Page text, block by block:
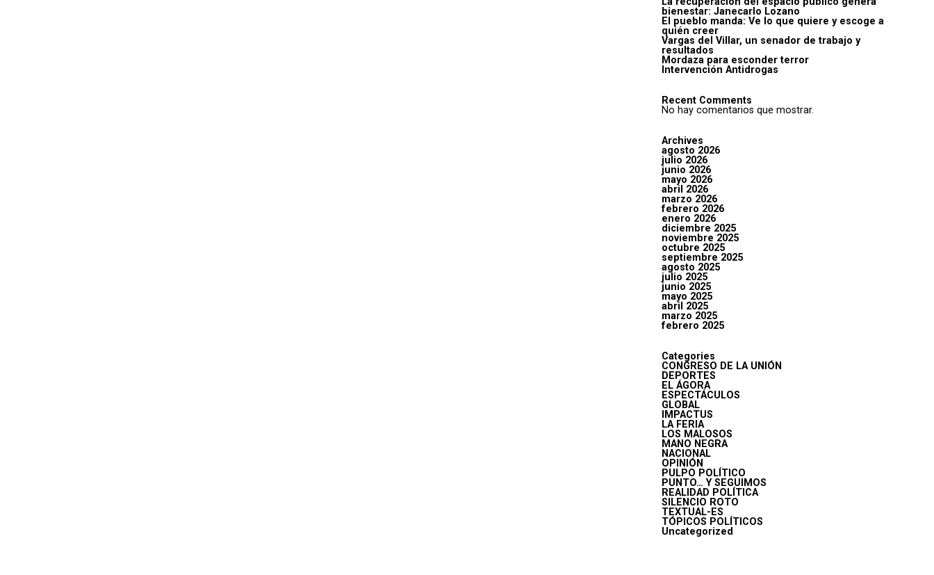
bienestar: Janecarlo Lozano
El pueblo manda: Ve lo que quiere y escoge a
quién creer
Vargas del Villar, un senador de trabajo y
resultados
Mordaza para esconder terror
Intervención Antidrogas
Recent Comments
No hay comentarios que mostrar.
Archives
agosto 2026
julio 2026
junio 2026
mayo 2026
abril 2026
marzo 2026
febrero 2026
enero 2026
diciembre 2025
noviembre 2025
octubre 2025
septiembre 2025
agosto 2025
julio 2025
junio 2025
mayo 2025
abril 2025
marzo 2025
febrero 2025
Categories
CONGRESO DE LA UNIÓN
DEPORTES
EL ÁGORA
ESPECTÁCULOS
GLOBAL
IMPACTUS
LA FERIA
LOS MALOSOS
MANO NEGRA
NACIONAL
OPINIÓN
PULPO POLÍTICO
PUNTO… Y SEGUIMOS
REALIDAD POLÍTICA
SILENCIO ROTO
TEXTUAL-ES
TÓPICOS POLÍTICOS
Uncategorized